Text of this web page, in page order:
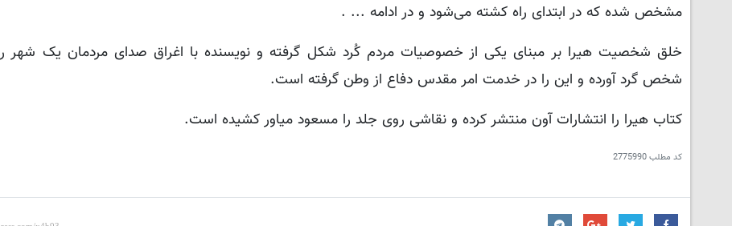
مشخص شده که در ابتدای راه کشته می‌شود و در ادامه ... .
خلق شخصیت هیرا بر مبنای یکی از خصوصیات مردم کُرد شکل گرفته و نویسنده با اغراق صدای مردمان یک شهر
شخص گرد آورده و این را در خدمت امر مقدس دفاع از وطن گرفته است.
کتاب هیرا را انتشارات آون منتشر کرده و نقاشی روی جلد را مسعود میاور کشیده است.
کد مطلب2775990